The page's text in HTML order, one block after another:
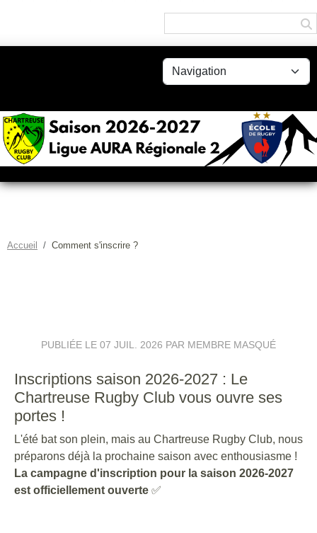
Accueil Comment s'inscrire ?
PUBLIÉE LE 07 JUIL. 2026 PAR MEMBRE MASQUÉ
Inscriptions saison 2026-2027 : Le
Chartreuse Rugby Club vous ouvre ses
portes !
L'été bat son plein, mais au Chartreuse Rugby Club, nous
préparons déjà la prochaine saison avec enthousiasme !
La campagne d'inscription pour la saison 2026-2027
est officiellement ouverte ✅